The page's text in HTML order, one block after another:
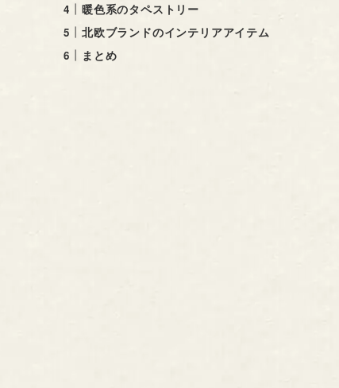
暖色系のタペストリー
北欧ブランドのインテリアアイテム
まとめ